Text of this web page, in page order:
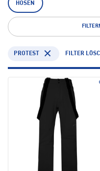
HOSEN
PROTEST FILTER